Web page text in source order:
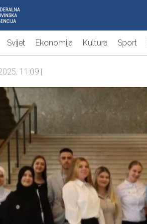
Svijet Ekonomija Kultura Sport
11:09 |